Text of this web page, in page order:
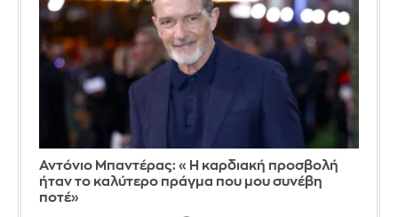
Αντόνιο Μπαντέρας: «Η καρδιακή προσβολή
ήταν το καλύτερο πράγμα που μου συνέβη
ποτέ»